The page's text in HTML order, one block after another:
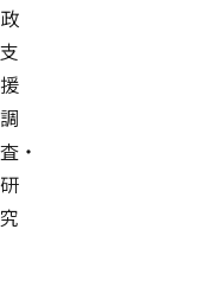
政
支
援
調
査・
研
究